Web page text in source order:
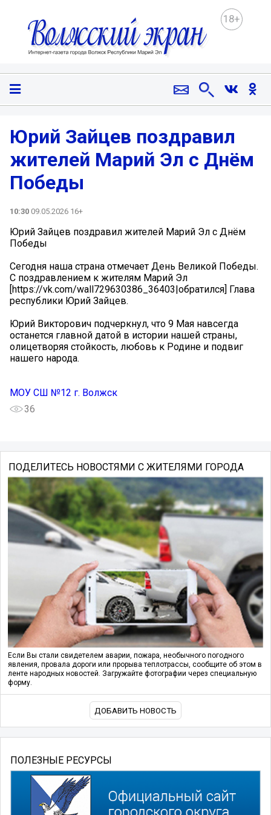
18+
Юрий Зайцев поздравил
жителей Марий Эл с Днём
Победы
10:30 09.05.2026 16+
Юрий Зайцев поздравил жителей Марий Эл с Днём
Победы
Сегодня наша страна отмечает День Великой Победы.
С поздравлением к жителям Марий Эл
[https://vk.com/wall729630386_36403|обратился] Глава
республики Юрий Зайцев.
Юрий Викторович подчеркнул, что 9 Мая навсегда
останется главной датой в истории нашей страны,
олицетворяя стойкость, любовь к Родине и подвиг
нашего народа.
МОУ СШ №12 г. Волжск
36
ПОДЕЛИТЕСЬ НОВОСТЯМИ С ЖИТЕЛЯМИ ГОРОДА
Если Вы стали свидетелем аварии, пожара, необычного погодного
явления, провала дороги или прорыва теплотрассы, сообщите об этом в
ленте народных новостей. Загружайте фотографии через специальную
форму.
ДОБАВИТЬ НОВОСТЬ
ПОЛЕЗНЫЕ РЕСУРСЫ